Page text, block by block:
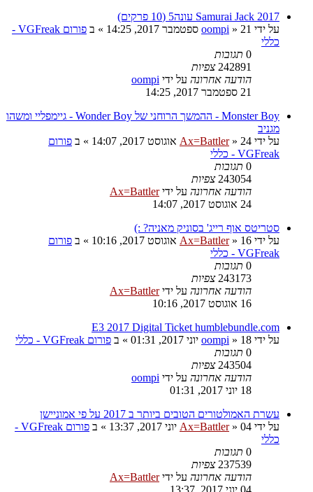
Samurai Jack 2017 עונה5 (10 פרקים)
על ידי
oompi » 21 ספטמבר 2017, 14:25 » ב
פורום VGFreak -
כללי
0 תגובות
242891 צפיות
הודעה אחרונה על ידי oompi
21 ספטמבר 2017, 14:25
Monster Boy - ההמשך הרוחני של Wonder Boy - גיימפליי ומשהו
מגניב
על ידי
Ax=Battler» 24 אוגוסט 2017, 14:07 » ב פורום
VGFreak - כללי
0 תגובות
243054 צפיות
הודעה אחרונה על ידיAx=Battler
24 אוגוסט 2017, 14:07
סטריטס אוף רייג' בסוניק מאניה? :)
על ידי
Ax=Battler» 16 אוגוסט 2017, 10:16 » ב פורום
VGFreak - כללי
0 תגובות
243173 צפיות
הודעה אחרונה על ידיAx=Battler
16 אוגוסט 2017, 10:16
E3 2017 Digital Ticket humblebundle.com
על ידי
oompi » 18 יוני 2017, 01:31 » ב פורום VGFreak - כללי
0 תגובות
243504 צפיות
הודעה אחרונה על ידי oompi
18 יוני 2017, 01:31
עשרת האמולטורים הטובים ביותר ב 2017 על פי אמוניישן
על ידי
Ax=Battler» 04 יוני 2017, 13:37 » ב
פורום VGFreak -
כללי
0 תגובות
237539 צפיות
הודעה אחרונה על ידיAx=Battler